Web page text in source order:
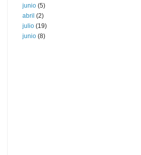
junio (5)
abril (2)
julio (19)
junio (8)